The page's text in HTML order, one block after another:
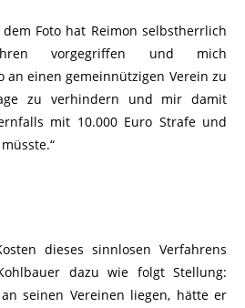
Foto hat Reimon selbstherrlich
vorgegriffen und mich
an einen gemeinnützigen Verein zu
zu verhindern und mir damit
mit 10.000 Euro Strafe und
dieses sinnlosen Verfahrens
dazu wie folgt Stellung:
seinen Vereinen liegen, hätte er